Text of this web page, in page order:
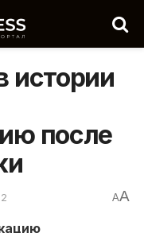
истории
после
AA